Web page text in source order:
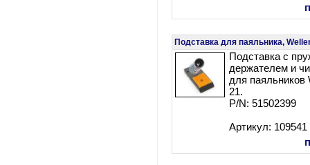
Подставка для паяльника,
Подставка с
держателем и
для паяльников
21.
P/N: 51502399
Артикул: 109541